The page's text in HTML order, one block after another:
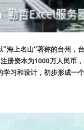
海上名山"著称的台州，
册资本为1000万人民币
习和设计，初步形成一